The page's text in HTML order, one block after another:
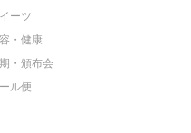
ーツ
・健康
・頒布会
ル便